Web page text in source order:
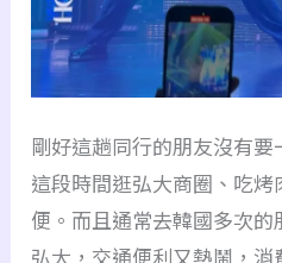
剛好這趟同行的朋友沒有
這段時間逛弘大商圈、吃
便。而且通常去韓國多次
弘大，交通便利又熱鬧，消